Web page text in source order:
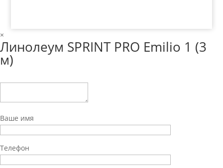
×
Линолеум SPRINT PRO Emilio 1 (3
м)
Ваше имя
Телефон